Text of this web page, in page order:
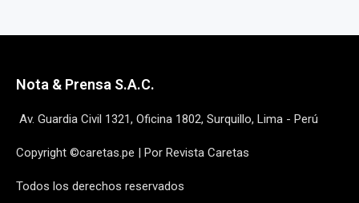
Nota & Prensa S.A.C.
Av. Guardia Civil 1321, Oficina 1802, Surquillo, Lima - Perú
Copyright ©caretas.pe | Por Revista Caretas
Todos los derechos reservados